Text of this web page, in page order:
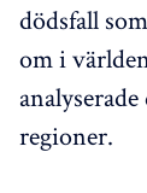
dödsfall
om i
regioner.